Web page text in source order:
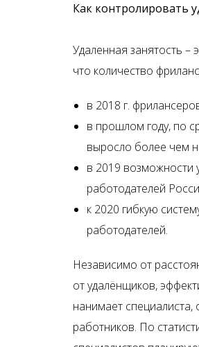
Как контролировать
Удаленная занятость –
что количество
в 2018 г.
в прошлом году, по
выросло более чем
в 2019 возможности
работодателей
к 2020 гибкую
работодателей.
Независимо от
от удалёнщиков,
нанимает специалиста,
работников. По